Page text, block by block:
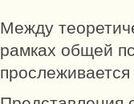
Между
рамках общей